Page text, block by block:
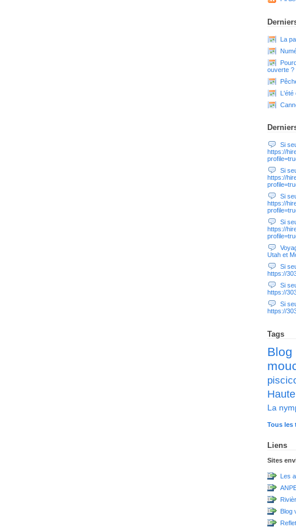
La
ouverte ?
L'été
Si
https://
Si
https://
Si
https://
Si
https://
Utah et
Si
https://
Si
https://
Si
https://
Tags
La
Tous les
Liens
Sites
Les
Blog